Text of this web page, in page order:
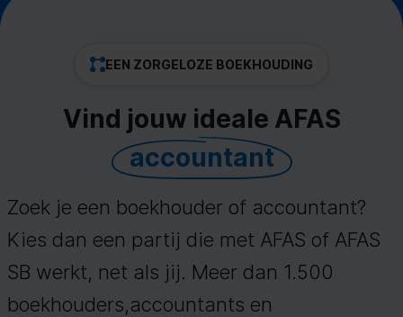
EEN ZORGELOZE BOEKHOUDING
Vind jouw ideale AFAS
accountant
Zoek je een boekhouder of accountant?
Kies dan een partij die met AFAS of AFAS
SB werkt, net als jij. Meer dan 1.500
boekhouders,accountants en